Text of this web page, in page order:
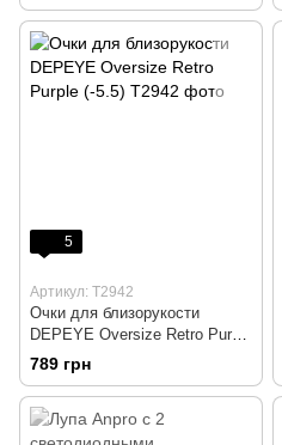
5
Артикул: T2942
Очки для близорукости
DEPEYE Oversize Retro Purple
(-5.5)
789 грн